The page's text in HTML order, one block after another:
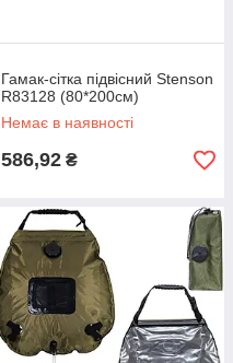
Гамак-сітка підвісний Stenson
R83128 (80*200см)
Немає в наявності
586,92 ₴